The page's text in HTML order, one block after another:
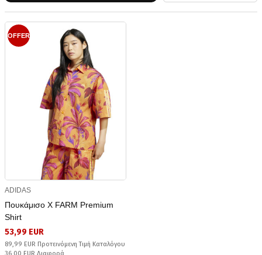
OFFER
ADIDAS
Πουκάμισο X FARM Premium
Shirt
53,99 EUR
89,99 EUR Προτεινόμενη Τιμή Καταλόγου